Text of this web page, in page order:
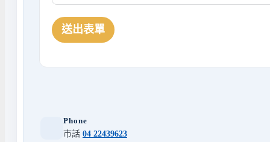
送出表單
Phone
市話 04 22439623